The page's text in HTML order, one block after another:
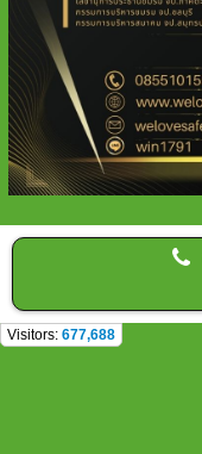
Visitors: 677,688